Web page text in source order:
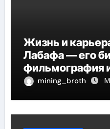
Жизнь и
Лабафа — его
фильмография
mining_broth